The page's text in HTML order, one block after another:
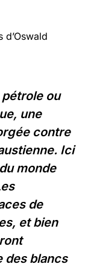
pétrole ou
une
contre
Ici
monde
de
et bien
des blancs